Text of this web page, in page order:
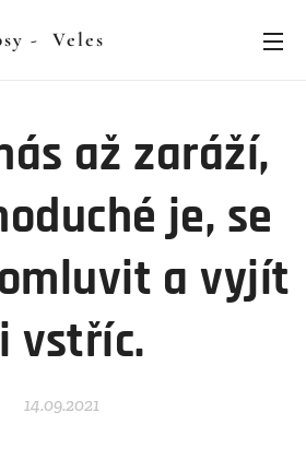
- Veles
až zaráží,
je, se
a vyjít
vstříc.
14.09.2021